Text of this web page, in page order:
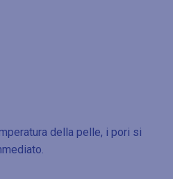
della pelle, i pori si